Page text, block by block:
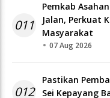
011
Pemkab
Jalan, Perkuat
Masyarakat
07 Aug 2026
012
Pastikan
Sei Kepayang